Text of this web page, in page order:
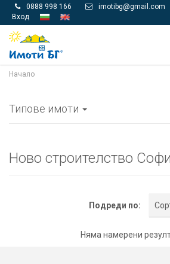
 0888 998 166 
imotibg@gmail.com
Вход
Начало
Типове имоти
Ново строителство
Подреди по:
Няма намерени